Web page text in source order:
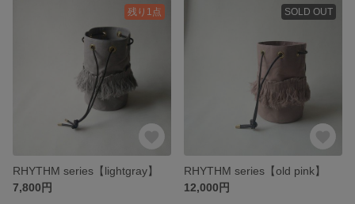
残り1点
RHYTHM series【lightgray】
7,800円
SOLD OUT
RHYTHM series【old pink】
12,000円